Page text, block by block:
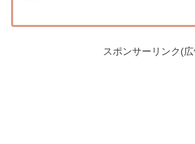
スポンサーリンク(